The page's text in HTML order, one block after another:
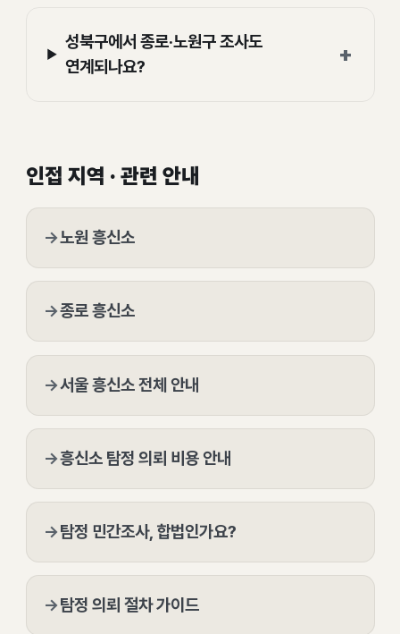
성북구에서 종로·노원구 조사도
연계되나요?
+
인접 지역 · 관련 안내
→노원 흥신소
→종로 흥신소
→서울 흥신소 전체 안내
→흥신소 탐정 의뢰 비용 안내
→탐정 민간조사, 합법인가요?
→탐정 의뢰 절차 가이드